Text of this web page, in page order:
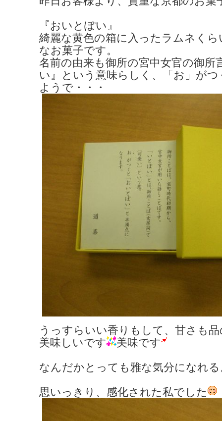
『おいとぽい』
綺麗な黄色の箱に入ったラムネく
なお菓子です。
名前の由来も御所の宮中女官の御所
い』という意味らしく、「お」が
ようで・・・
うっすらいい香りもして、甘さも
美味しいです
美味です
なんだかとっても雅な気分になれ
思いっきり、感化された私でした